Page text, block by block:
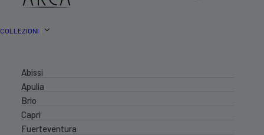
COLLEZIONI
Abissi
Apulia
Brio
Capri
Fuerteventura